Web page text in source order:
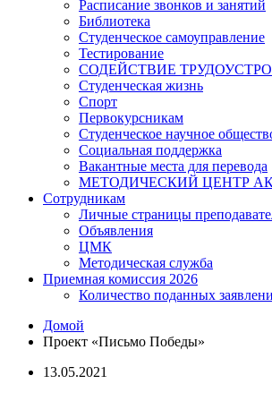
Расписание звонков и занятий
Библиотека
Студенческое самоуправление
Тестирование
СОДЕЙСТВИЕ
Студенческая жизнь
Спорт
Первокурсникам
Студенческое научное
Социальная поддержка
Вакантные места для перевода
МЕТОДИЧЕСКИЙ ЦЕНТР
Сотрудникам
Личные страницы
Объявления
ЦМК
Методическая служба
Приемная комиссия 2026
Количество поданных
Домой
Проект «Письмо Победы»
13.05.2021